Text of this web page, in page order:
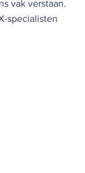
vak verstaan.
specialisten